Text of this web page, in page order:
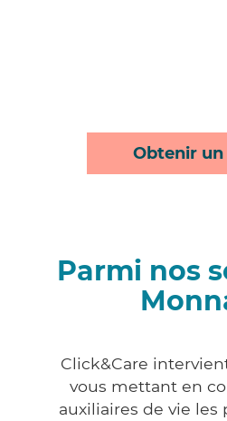
Obtenir un
Parmi nos
Click&Care
vous mettant en
auxiliaires de vie les